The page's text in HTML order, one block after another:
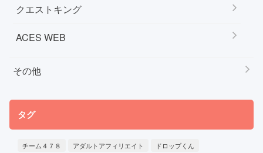
クエストキング
ACES WEB
その他
タグ
チーム４７８ アダルトアフィリエイト
ドロップくん